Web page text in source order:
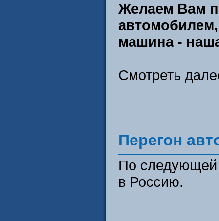
Желаем Вам
машина -
Смотреть
Перегон
По следующей
в Россию.